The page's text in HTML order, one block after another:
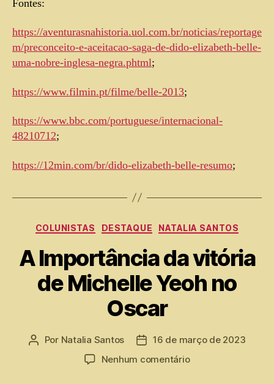
Fontes:
https://aventurasnahistoria.uol.com.br/noticias/reportage
m/preconceito-e-aceitacao-saga-de-dido-elizabeth-belle-
uma-nobre-inglesa-negra.phtml;
https://www.filmin.pt/filme/belle-2013;
https://www.bbc.com/portuguese/internacional-
48210712;
https://12min.com/br/dido-elizabeth-belle-resumo;
COLUNISTAS DESTAQUE NATALIA SANTOS
A Importância da vitória
de Michelle Yeoh no
Oscar
Por Natalia Santos
16 de março de 2023
Nenhum comentário